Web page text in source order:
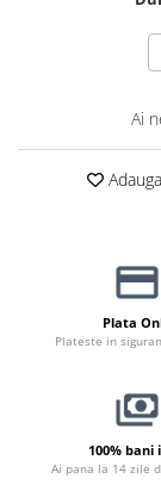
Ai
Plata
Plateste in
100% bani
Ai pana la 14 zile